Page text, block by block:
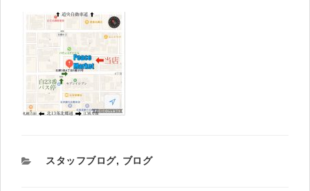
カ
スタッフブログ, ブログ